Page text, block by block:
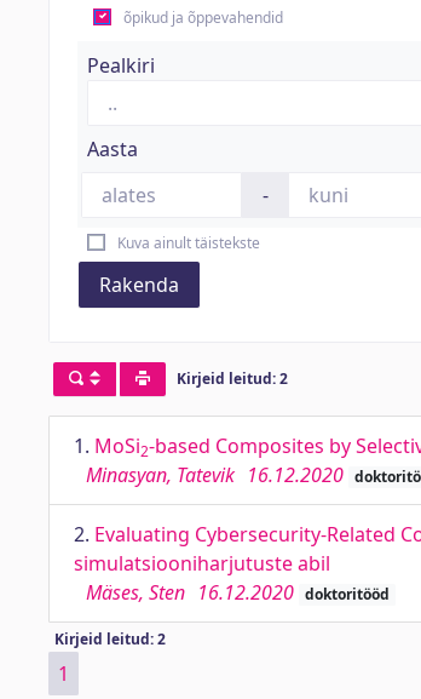
õpikud ja õppevahendid
Pealkiri
Aasta
-
Kuva ainult täistekste
Rakenda
Kirjeid leitud: 2
1. MoSi2-based Composites by
Minasyan, Tatevik 16.12.2020
2. Evaluating Cybersecurity-Related
simulatsiooniharjutuste abil
Mäses, Sten 16.12.2020 doktoritööd
Kirjeid leitud: 2
1